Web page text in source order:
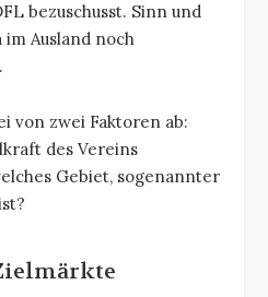
bezuschusst. Sinn und
im Ausland noch
von zwei Faktoren ab:
des Vereins
Gebiet, sogenannter